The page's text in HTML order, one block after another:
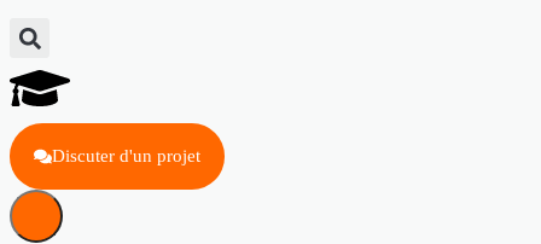
Discuter d'un projet